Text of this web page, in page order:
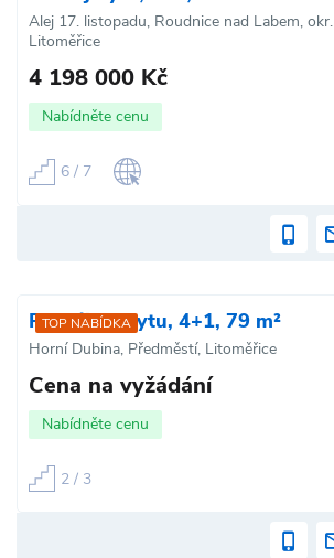
Alej 17. listopadu, Roudnice nad Labem, okr.
Litoměřice
4 198 000 Kč
Nabídněte cenu
6 / 7
TOP NABÍDKA
Pronájem bytu, 4+1, 79 m²
Horní Dubina, Předměstí, Litoměřice
Cena na vyžádání
Nabídněte cenu
2 / 3